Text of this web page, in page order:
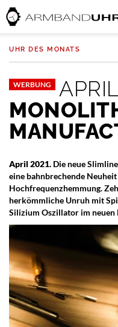
UHR DES MONATS
WERBUNG
April 2021. Die neue
eine bahnbrechende
Hochfrequenzhemmung.
herkömmliche Unruh mit
Silizium Oszillator im neuen